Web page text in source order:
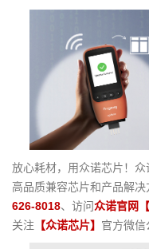
放心耗材，用众诺芯片！
高品质兼容芯片和产品解
626-8018、访问众诺官网
关注 【众诺芯片】 官方微信